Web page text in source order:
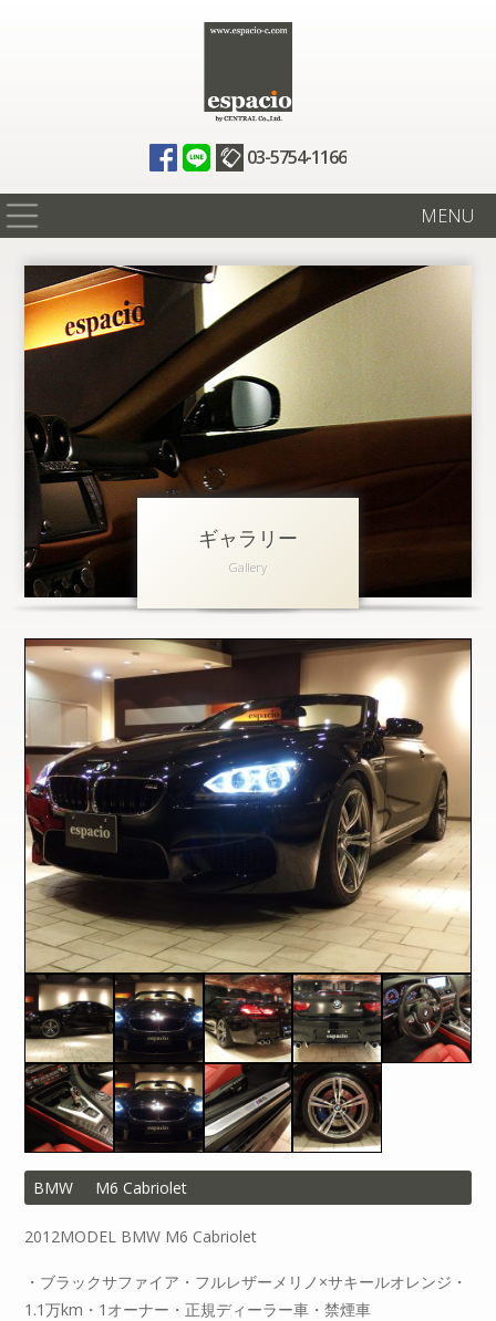
03-5754-1166
MENU
在庫情報
買取査定
ニュース
ギャラリー
アクセス
会社概要
お問い合わせ 個人情報保護方針
ギャラリー
Gallery
BMW M6 Cabriolet
2012MODEL BMW M6 Cabriolet
・ブラックサファイア・フルレザーメリノ×サキールオレンジ・
1.1万km・1オーナー・正規ディーラー車・禁煙車